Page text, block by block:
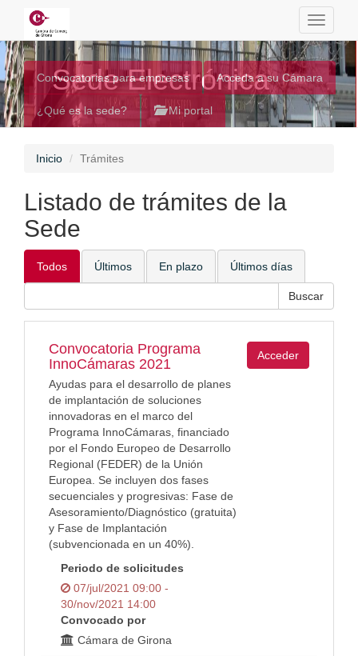
Toggle
Sede Electrónica
Convocatorias para empresas Acceda a su Cámara
¿Qué es la sede? Mi portal
Inicio Trámites
Listado de trámites de la
Sede
Todos Últimos En plazo Últimos días
Convocatoria Programa
InnoCámaras 2021
Ayudas para el desarrollo de planes
de implantación de soluciones
innovadoras en el marco del
Programa InnoCámaras, financiado
por el Fondo Europeo de Desarrollo
Regional (FEDER) de la Unión
Europea. Se incluyen dos fases
secuenciales y progresivas: Fase de
Asesoramiento/Diagnóstico (gratuita)
y Fase de Implantación
(subvencionada en un 40%).
Periodo de solicitudes
07/jul/2021 09:00 -
30/nov/2021 14:00
Convocado por
Cámara de Girona
Acceder